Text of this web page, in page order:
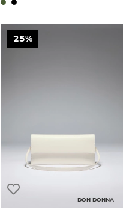
25%
DON DONNA